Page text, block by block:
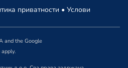
189
188
приватности • Услови
and the Google
apply.